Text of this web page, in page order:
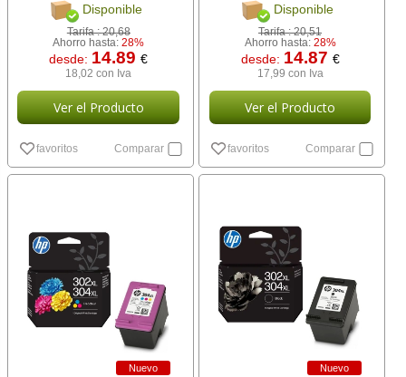
Disponible
Tarifa :20,68
Ahorro hasta:28%
desde: 14.89€
18,02 con Iva
Ver el Producto
favoritos Comparar
Disponible
Tarifa :20,51
Ahorro hasta: 28%
desde: 14.87 €
17,99 con Iva
Ver el Producto
favoritos Comparar
Nuevo Nuevo